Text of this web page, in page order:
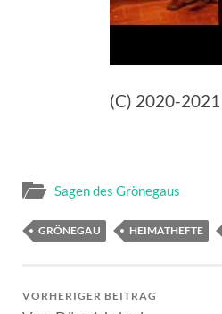
(C) 2020-
Sagen des Grönegaus
GRÖNEGAU HEIMATHEFTE
VORHERIGER BEITRAG